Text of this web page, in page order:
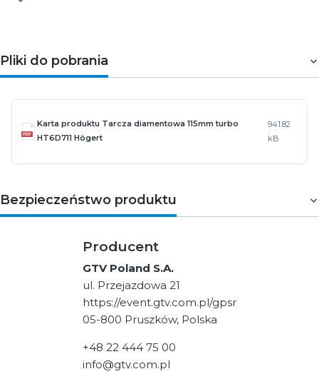
Pliki do pobrania
Karta produktu Tarcza diamentowa 115mm turbo
HT6D711 Högert
941.82
kB
Bezpieczeństwo produktu
Producent
GTV Poland S.A.
ul. Przejazdowa 21
https://event.gtv.com.pl/gpsr
05-800 Pruszków, Polska
+48 22 444 75 00
info@gtv.com.pl